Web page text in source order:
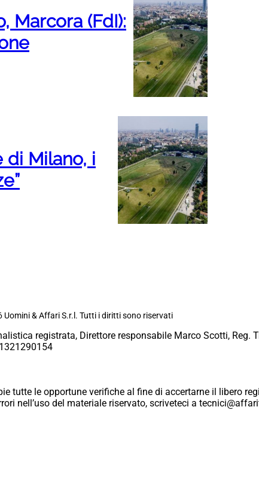
Marcora (FdI):
di Milano, i
& Affari S.r.l. Tutti i diritti sono riservati
registrata, Direttore responsabile Marco Scotti, Reg.
tutte le opportune verifiche al fine di accertarne il libero
nell’uso del materiale riservato, scriveteci a